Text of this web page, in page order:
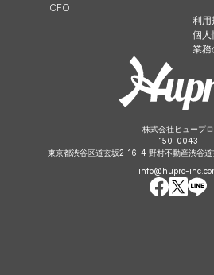
CFO
利用
個人
業務
株式会社ヒュープロ
150-0043
東京都渋谷区道玄坂2-16-4 野村不動産渋谷道
info@hupro-